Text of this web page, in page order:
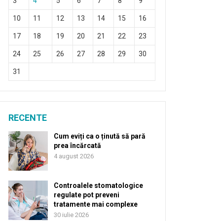
10 11 12 13 14 15 16
17 18 19 20 21 22 23
24 25 26 27 28 29 30
31
RECENTE
Cum eviți ca o ținută să pară
prea încărcată
4 august 2026
Controalele stomatologice
regulate pot preveni
tratamente mai complexe
30 iulie 2026